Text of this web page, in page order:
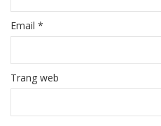
Email *
Trang web